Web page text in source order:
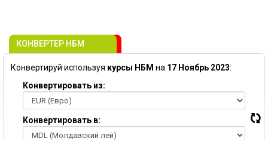
КОНВЕРТЕР НБМ
Конвертируй используя курсы НБМ на 17 Ноябрь 2023:
Конвертировать из:
Конвертировать в: